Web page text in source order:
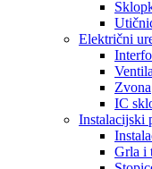
Električni
Zvona
IC
Instalacijski
Grla i